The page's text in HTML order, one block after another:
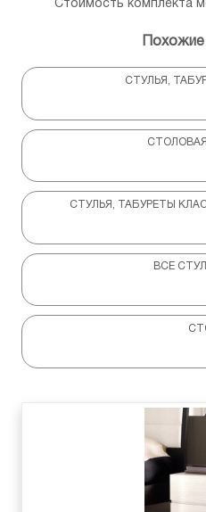
Стоимость комплекта
СТУЛЬЯ,
СТОЛОВАЯ
СТУЛЬЯ, ТАБУРЕТЫ
ВСЕ